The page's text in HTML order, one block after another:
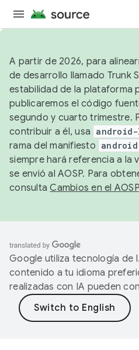
A partir de 2026, para
de desarrollo llamado Trunk
estabilidad de la plataforma
publicaremos el código
segundo y cuarto trimestre.
contribuir a él, usa
rama del manifiesto
siempre hará referencia a la
se envió al AOSP. Para
consultaCambios en el AOSP
Google utiliza tecnología de
contenido a tu idioma
realizadas con IA pueden